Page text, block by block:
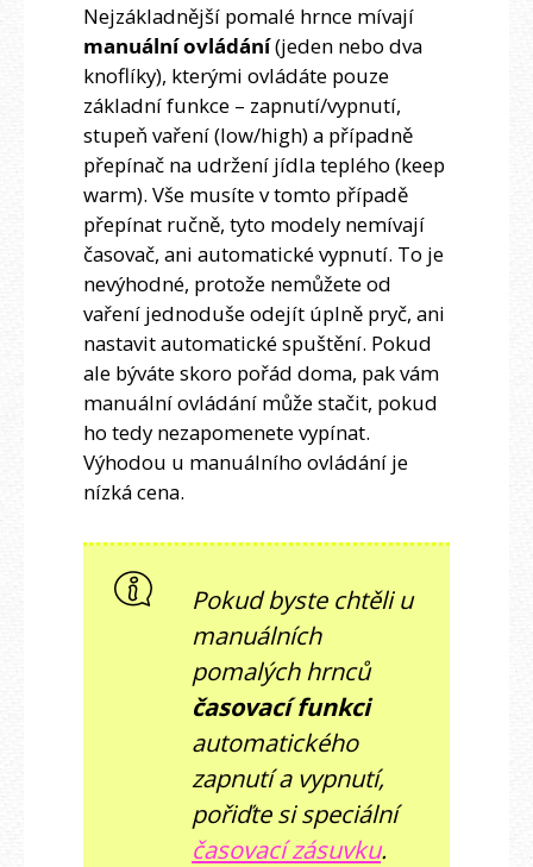
Nejzákladnější pomalé hrnce mívají
manuální ovládání(jeden nebo dva
knoflíky), kterými ovládáte pouze
základní funkce – zapnutí/vypnutí,
stupeň vaření (low/high) a případně
přepínač na udržení jídla teplého (keep
warm). Vše musíte v tomto případě
přepínat ručně, tyto modely nemívají
časovač, ani automatické vypnutí. To je
nevýhodné, protože nemůžete od
vaření jednoduše odejít úplně pryč, ani
nastavit automatické spuštění. Pokud
ale býváte skoro pořád doma, pak vám
manuální ovládání může stačit, pokud
ho tedy nezapomenete vypínat.
Výhodou u manuálního ovládání je
nízká cena.
Pokud byste chtěli u
manuálních
pomalých hrnců
časovací funkci
automatického
zapnutí a vypnutí,
pořiďte si speciální
časovací zásuvku.